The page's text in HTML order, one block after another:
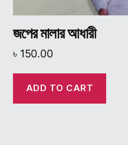
জপের মালার আধারী
৳ 150.00
ADD TO CART